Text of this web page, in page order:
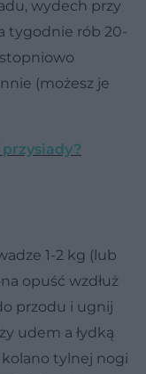
wydech przy
tygodnie rób 20-
(możesz je
1-2 kg (lub
opuść wzdłuż
przodu i ugnij
udem a łydką
tylnej nogi